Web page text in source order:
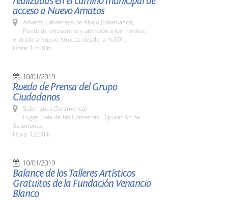
acceso a Nuevo Amatos
Amatos Calvarrasa de Abajo (Salamanca)
Punto de encuentro y atención a los medios:
entrada a Nuevo Amatos desde la N-501.
Hora: 12:00 h.
10/01/2019
Rueda de Prensa del Grupo
Ciudadanos
Salamanca (Salamanca)
Lugar: Sala de las Comarcas. Diputación de
Salamanca
Hora: 12:00 h.
10/01/2019
Balance de los Talleres Artísticos
Gratuitos de la Fundación Venancio
Blanco